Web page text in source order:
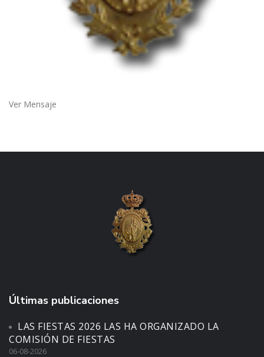
Ver Mensaje
Últimas publicaciones
LAS FIESTAS 2026 LAS HA ORGANIZADO LA
COMISIÓN DE FIESTAS
06-08-2026